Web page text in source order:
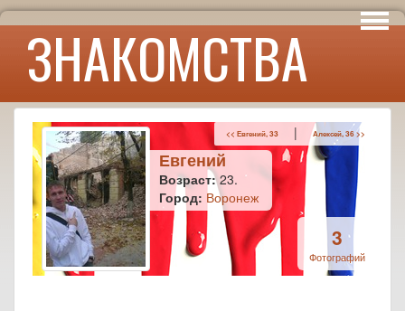
ЗНАКОМСТВА
Интересы
Юмор
Евгений
Возраст:23.
Город: Воронеж
<< Евгений, 33 | Алексей, 36 >>
3
Фотографий